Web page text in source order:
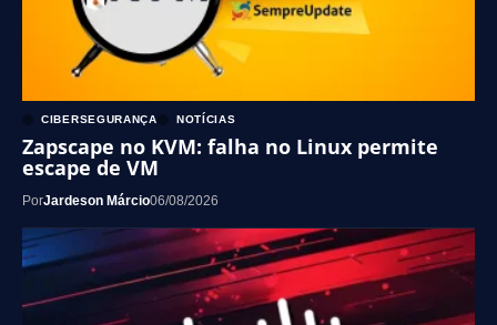
CIBERSEGURANÇA NOTÍCIAS
Zapscape no KVM: falha no Linux permite
escape de VM
PorJardeson Márcio06/08/2026